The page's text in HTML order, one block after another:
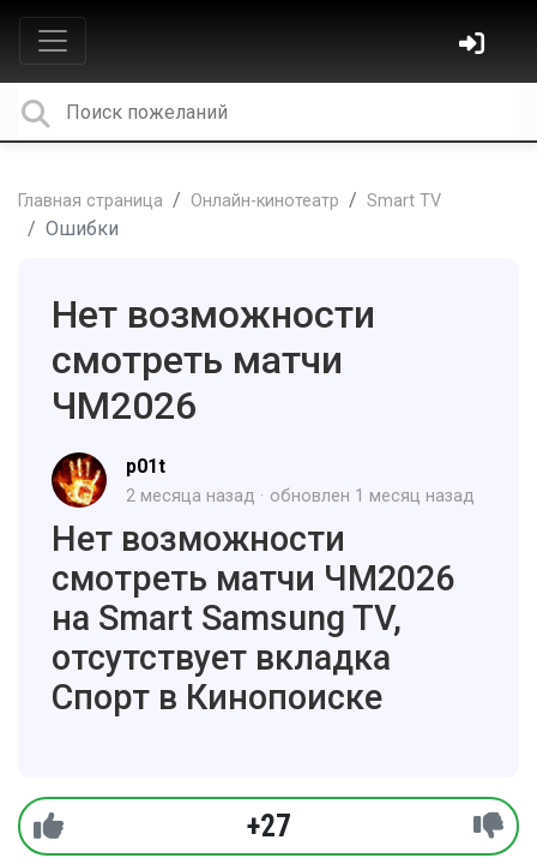
Главная страница Онлайн-кинотеатр Smart TV
Ошибки
Нет возможности
смотреть матчи
ЧМ2026
p01t
2 месяца назад обновлен 1 месяц назад
Нет возможности
смотреть матчи ЧМ2026
на Smart Samsung TV,
отсутствует вкладка
Спорт в Кинопоиске
+27